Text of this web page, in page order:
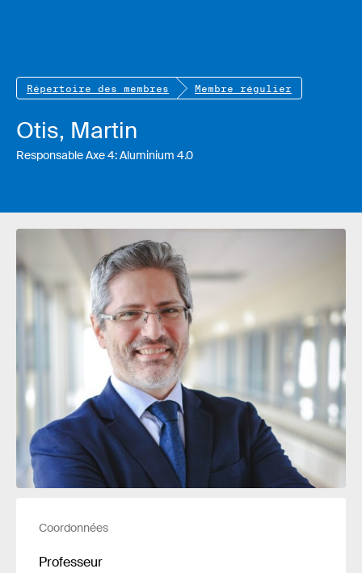
Répertoire des membres Membre régulier
Otis, Martin
Responsable Axe 4: Aluminium 4.0
Coordonnées
Professeur